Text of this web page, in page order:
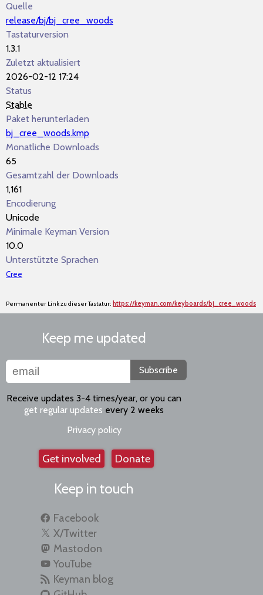
Quelle
release/bj/bj_cree_woods
Tastaturversion
1.3.1
Zuletzt aktualisiert
2026-02-12 17:24
Status
Stable
Paket herunterladen
bj_cree_woods.kmp
Monatliche Downloads
65
Gesamtzahl der Downloads
1,161
Encodierung
Unicode
Minimale Keyman Version
10.0
Unterstützte Sprachen
Cree
Permanenter Link zu dieser Tastatur: https://keyman.com/keyboards/bj_cree_woods
Keep me updated
Subscribe
Receive updates 3-4 times/year, or you can
get regular updates every 2 weeks
Privacy policy
Get involved Donate
Keep in touch
Facebook
X/Twitter
Mastodon
YouTube
Keyman blog